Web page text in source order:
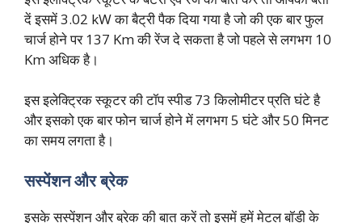
दें इसमें 3.02 kW का बैट्री पैक दिया गया है जो की एक बार फुल
चार्ज होने पर 137 Km की रेंज दे सकता है जो पहले से लगभग 10
Km अधिक है।
इस इलेक्ट्रिक स्कूटर की टॉप स्पीड 73 किलोमीटर प्रति घंटे है
और इसको एक बार फोन चार्ज होने में लगभग 5 घंटे और 50 मिनट
का समय लगता है।
सस्पेंशन और ब्रेक
इसके सस्पेंशन और ब्रेक की बात करें तो इसमें हमें मेटल बॉडी के